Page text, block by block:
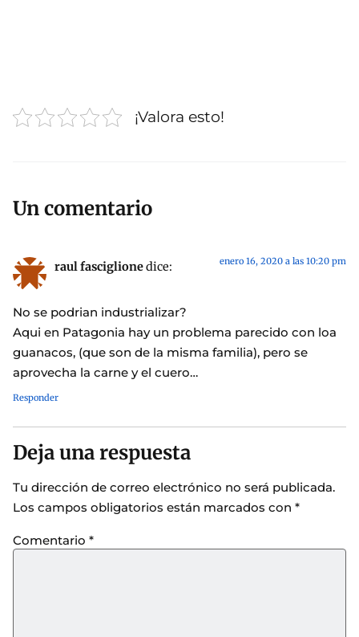
¡Valora esto!
Un comentario
raul fasciglionedice: enero 16, 2020 a las 10:20 pm
No se podrian industrializar?
Aqui en Patagonia hay un problema parecido con loa
guanacos, (que son de la misma familia), pero se
aprovecha la carne y el cuero…
Responder
Deja una respuesta
Tu dirección de correo electrónico no será publicada.
Los campos obligatorios están marcados con *
Comentario *